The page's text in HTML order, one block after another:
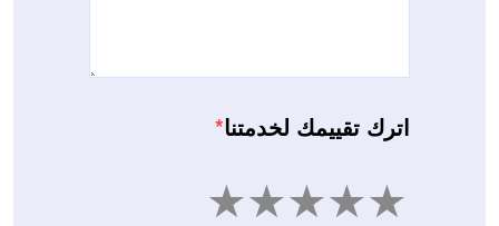
اترك تقييمك لخدمتنا*
4 3 2 1